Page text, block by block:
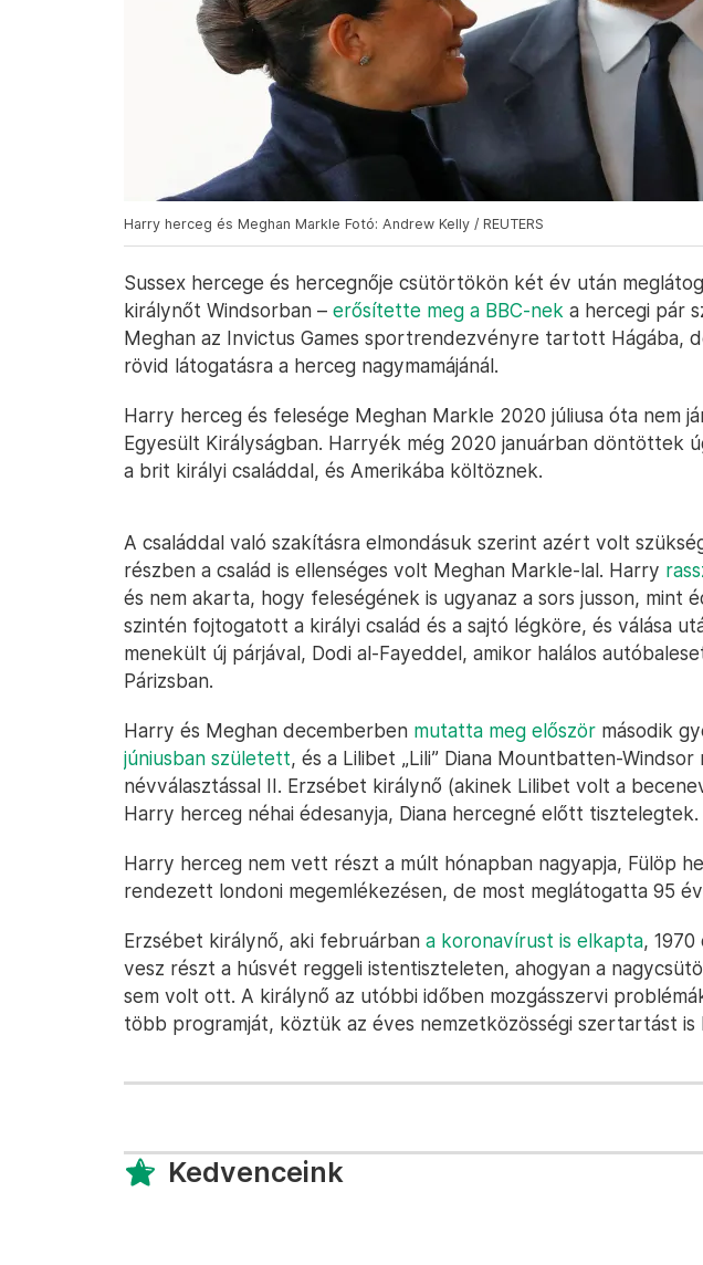
Harry herceg és Meghan Markle Fotó: Andrew Kelly / REUTERS
Sussex hercege és hercegnője csütörtökön két év után
királynőt Windsorban – erősítette meg a BBC-nek a hercegi pár
Meghan az Invictus Games sportrendezvényre tartott Hágába,
rövid látogatásra a herceg nagymamájánál.
Harry herceg és felesége Meghan Markle 2020 júliusa óta nem
Egyesült Királyságban. Harryék még 2020 januárban döntöttek
a brit királyi családdal, és Amerikába költöznek.
A családdal való szakításra elmondásuk szerint azért volt
részben a család is ellenséges volt Meghan Markle-lal. Harry
és nem akarta, hogy feleségének is ugyanaz a sors jusson, mint
szintén fojtogatott a királyi család és a sajtó légköre, és válása
menekült új párjával, Dodi al-Fayeddel, amikor halálos
Párizsban.
Harry és Meghan decemberben mutatta meg először második
júniusban született, és a Lilibet „Lili” Diana Mountbatten-
névválasztással II. Erzsébet királynő (akinek Lilibet volt a
Harry herceg néhai édesanyja, Diana hercegné előtt tisztelegtek.
Harry herceg nem vett részt a múlt hónapban nagyapja, Fülöp
rendezett londoni megemlékezésen, de most meglátogatta 95
Erzsébet királynő, aki februárban a koronavírust is elkapta,
vesz részt a húsvét reggeli istentiszteleten, ahogyan a
sem volt ott. A királynő az utóbbi időben mozgásszervi
több programját, köztük az éves nemzetközösségi szertartást is
Kedvenceink